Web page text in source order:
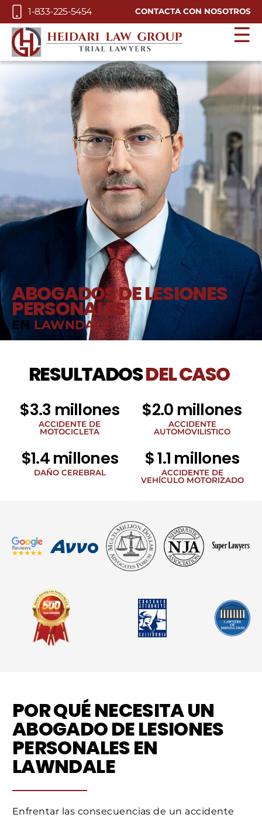
Skip to Main Content
1-833-225-5454 CONTACTA CON NOSOTROS
☰
ABOGADOS DE LESIONES
PERSONALES
EN LAWNDALE
RESULTADOSDEL CASO
$3.3 millones
ACCIDENTE DE
MOTOCICLETA
$2.0 millones
ACCIDENTE
AUTOMOVILISTICO
$1.4 millones
DAÑO CEREBRAL
$ 1.1 millones
ACCIDENTE DE
VEHÍCULO MOTORIZADO
POR QUÉ NECESITA UN
ABOGADO DE LESIONES
PERSONALES EN
LAWNDALE
Enfrentar las consecuencias de un accidente